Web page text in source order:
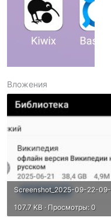
Вложения
107.7 KB · Просмотры: 0